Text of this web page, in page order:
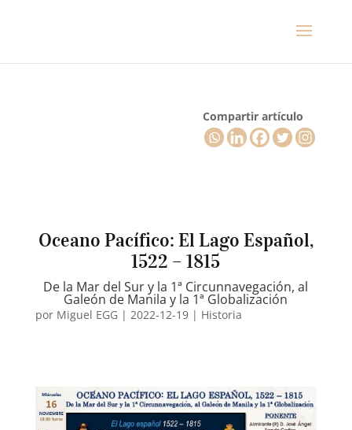
Compartir artículo
Oceano Pacífico: El Lago Español,
1522 – 1815
De la Mar del Sur y la 1ª Circunnavegación, al
Galeón de Manila y la 1ª Globalización
por Miguel EGG | 2022-12-19| Historia